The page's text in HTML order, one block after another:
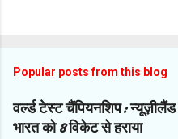
Popular posts from this blog
वर्ल्ड टेस्ट चैंपियनशिप:
भारत को 8 विकेट से हराया